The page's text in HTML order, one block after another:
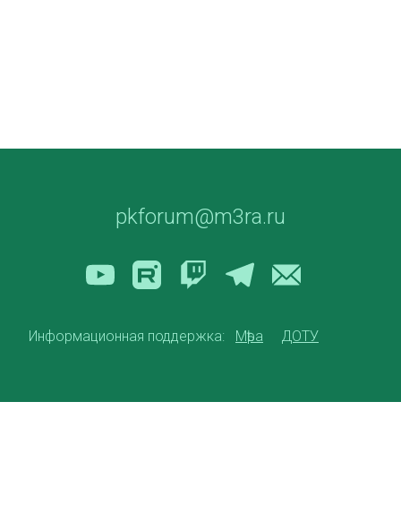
pkforum@m3ra.ru
Информационная поддержка: Мѣра ДОТУ